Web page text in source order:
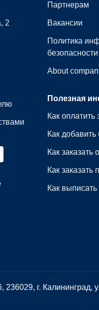
2
Партнерам
Вакансии
Политика
безопасности
About
Полезная
Как оплатить
Как
Как заказать
Как заказать
Как выписать
г. Калининград,